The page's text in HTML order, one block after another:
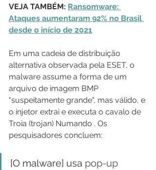
VEJA TAMBÉM: Ransomware:
Ataques aumentaram 92% no Brasil
desde o início de 2021
Em uma cadeia de distribuição
alternativa observada pela ESET, o
malware assume a forma de um
arquivo de imagem BMP
"suspeitamente grande", mas válido, e
o injetor extrai e executa o cavalo de
Troia (trojan) Numando . Os
pesquisadores concluem:
[O malware] usa pop-up